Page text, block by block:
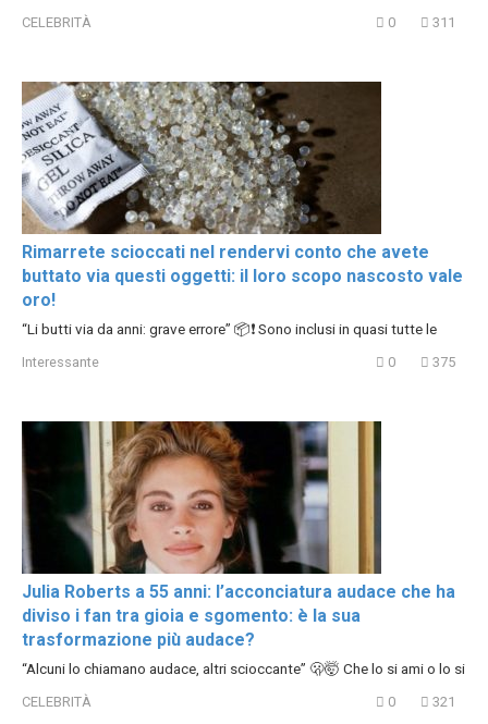
CELEBRITÀ 0 311
Rimarrete scioccati nel rendervi conto che avete
buttato via questi oggetti: il loro scopo nascosto vale
oro!
“Li butti via da anni: grave errore” 📦❗ Sono inclusi in quasi tutte le
Interessante 0 375
Julia Roberts a 55 anni: l’acconciatura audace che ha
diviso i fan tra gioia e sgomento: è la sua
trasformazione più audace?
“Alcuni lo chiamano audace, altri scioccante” 🫢🤯 Che lo si ami o lo si
CELEBRITÀ 0 321